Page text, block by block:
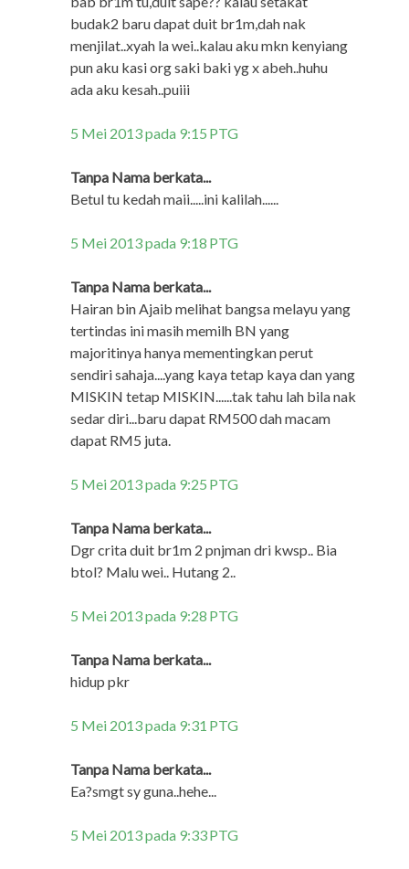
budak2 baru dapat duit br1m,dah nak
menjilat..xyah la wei..kalau aku mkn kenyiang
pun aku kasi org saki baki yg x abeh..huhu
ada aku kesah..puiii
5 Mei 2013 pada 9:15 PTG
Tanpa Nama berkata...
Betul tu kedah maii.....ini kalilah......
5 Mei 2013 pada 9:18 PTG
Tanpa Nama berkata...
Hairan bin Ajaib melihat bangsa melayu yang
tertindas ini masih memilh BN yang
majoritinya hanya mementingkan perut
sendiri sahaja....yang kaya tetap kaya dan yang
MISKIN tetap MISKIN......tak tahu lah bila nak
sedar diri...baru dapat RM500 dah macam
dapat RM5 juta.
5 Mei 2013 pada 9:25 PTG
Tanpa Nama berkata...
Dgr crita duit br1m 2 pnjman dri kwsp.. Bia
btol? Malu wei.. Hutang 2..
5 Mei 2013 pada 9:28 PTG
Tanpa Nama berkata...
hidup pkr
5 Mei 2013 pada 9:31 PTG
Tanpa Nama berkata...
Ea?smgt sy guna..hehe...
5 Mei 2013 pada 9:33 PTG